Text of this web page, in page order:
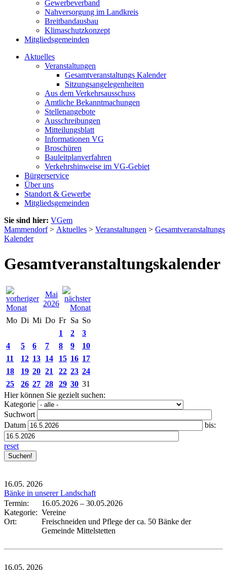
Gewerbeverband
Nahversorgung im Landkreis
Breitbandausbau
Klimaschutzkonzept
Mitgliedsgemeinden
Aktuelles
Veranstaltungen
Gesamtveranstaltungs Kalender
Sitzungsangelegenheiten
Aus dem Verkehrsausschuss
Amtliche Bekanntmachungen
Stellenangebote
Ausschreibungen
Mitteilungsblatt
Informationen VG
Broschüren
Bauleitplanverfahren
Verkehrshinweise im VG-Gebiet
Bürgerservice
Über uns
Standort & Gewerbe
Mitgliedsgemeinden
Sie sind hier: VGem
Mammendorf> Aktuelles > Veranstaltungen > Gesamtveranstaltungs
Kalender
Gesamtveranstaltungskalender
Mai
2026
Mo Di Mi Do Fr Sa So
1
2
3
4
5 6 7 8 9
10
11
12 13 14 15 16 17
18
19 20 21 22 23 24
25
26 27 28 29 30 31
Hier können Sie gezielt suchen:
Kategorie
Suchwort
Datum
bis:
reset
16.05. 2026
Bänke in unserer Landschaft
Termin:
16.05.2026 – 30.05.2026
Kategorie: Vereine
Ort:
Freischneiden und Pflege der ca. 50 Bänke der
Gemeinde Mittelstetten
16.05. 2026